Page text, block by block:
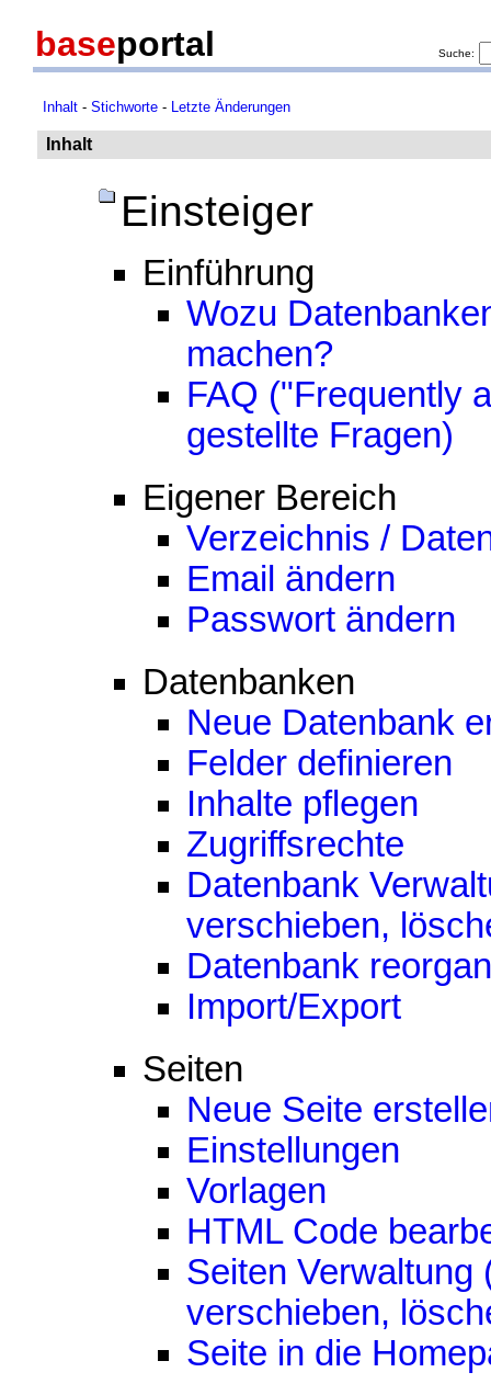
baseportal Suche:
Inhalt - Stichworte - Letzte Änderungen
Inhalt
Einsteiger
Einführung
Wozu
machen?
FAQ ("Frequently
gestellte Fragen)
Eigener Bereich
Verzeichnis /
Email ändern
Passwort ändern
Datenbanken
Neue Datenbank
Felder definieren
Inhalte pflegen
Zugriffsrechte
Datenbank
verschieben,
Datenbank
Import/Export
Seiten
Neue Seite
Einstellungen
Vorlagen
HTML Code
Seiten Verwaltung
verschieben,
Seite in die